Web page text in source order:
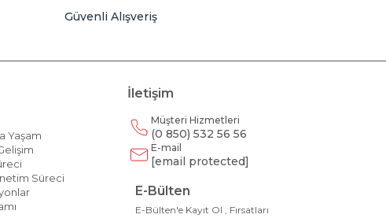
Güvenli Alışveriş
Yaşam
Süreci
İletişim
Müşteri Hizmetleri
(0 850) 532 56 56
E-mail
[email protected]
E-Bülten
E-Bülten'e Kayıt Ol , Fırsatları